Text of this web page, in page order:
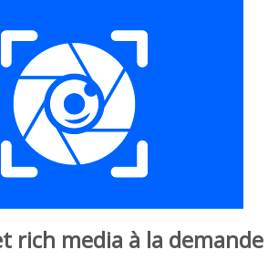
rich media à la demande